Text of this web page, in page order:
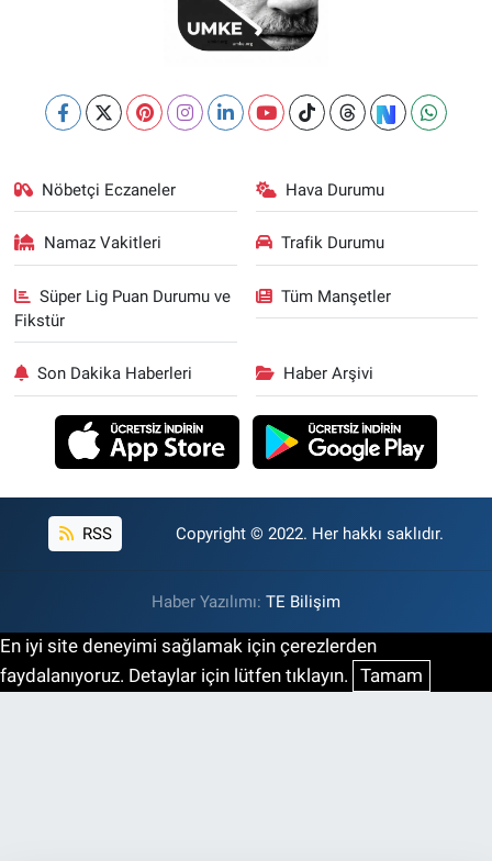
Nöbetçi Eczaneler Hava Durumu
Namaz Vakitleri Trafik Durumu
Süper Lig Puan Durumu ve
Fikstür
Tüm Manşetler
Son Dakika Haberleri Haber Arşivi
RSS Copyright © 2022. Her hakkı saklıdır.
Haber Yazılımı: TE Bilişim
En iyi site deneyimi sağlamak için çerezlerden
faydalanıyoruz. Detaylar için lütfen tıklayın. Tamam